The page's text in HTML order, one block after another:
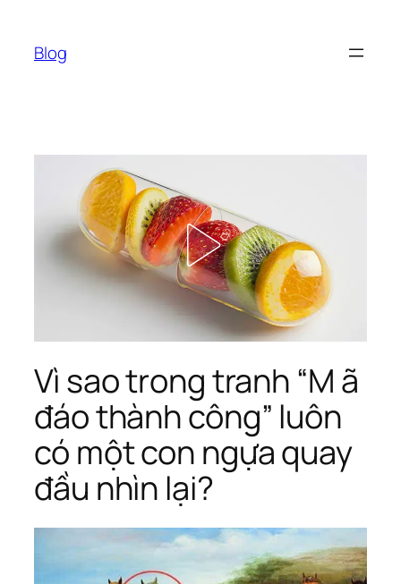
phầnBlog
Vì sao trong tranh “M ã
đáo thành công” luôn
có một con ngựa quay
đầu nhìn lại?